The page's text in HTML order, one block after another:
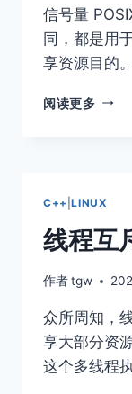
信号量
同，都是⽤
享资源⽬的
阅读更多 POSIX
C++ |LINUX
线程互
作者tgw
众所周知，
享大部分资
这个多线程